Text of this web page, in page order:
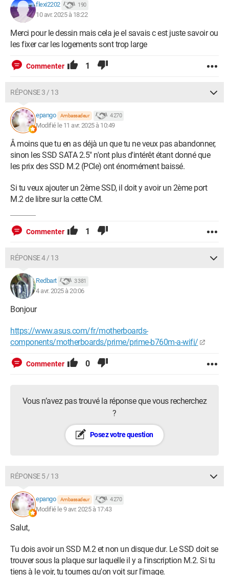
flexi2202 190
10 avr. 2025 à 18:22
Merci pour le dessin mais cela je el savais c est juste savoir ou
les fixer car les logements sont trop large
Commenter 1
RÉPONSE 3 / 13
epango Ambassadeur 4 270
Modifié le 11 avr. 2025 à 10:49
Â moins que tu en as déjà un que tu ne veux pas abandonner,
sinon les SSD SATA 2.5" n'ont plus d'intérêt étant donné que
les prix des SSD M.2 (PCIe) ont énormément baissé.
Si tu veux ajouter un 2ème SSD, il doit y avoir un 2ème port
M.2 de libre sur la cette CM.
Commenter 1
RÉPONSE 4 / 13
Redbart 3 381
4 avr. 2025 à 20:06
Bonjour
https://www.asus.com/fr/motherboards-
components/motherboards/prime/prime-b760m-a-wifi/
Commenter 0
Vous n’avez pas trouvé la réponse que vous recherchez
?
Posez votre question
RÉPONSE 5 / 13
epango Ambassadeur 4 270
Modifié le 9 avr. 2025 à 17:43
Salut,
Tu dois avoir un SSD M.2 et non un disque dur. Le SSD doit se
trouver sous la plaque sur laquelle il y a l'inscription M.2. Si tu
tiens à le voir, tu tournes qu'on voit sur l'image.